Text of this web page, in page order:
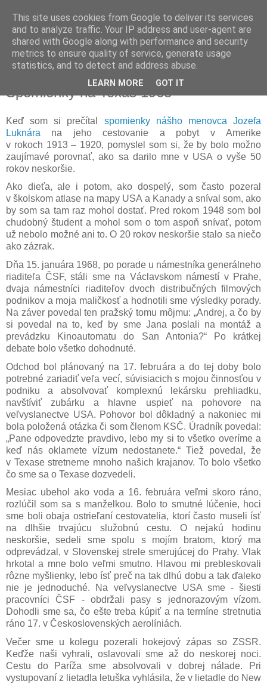
Ján Luknár
člen račan.sk
Spomienky na Texas 1968
Keď som si prečítal spomienky nášho menovca Jozefa
Luknára na jeho cestovanie a pobyt v Amerike
v rokoch 1913 – 1920, pomyslel som si, že by bolo možno
zaujímavé porovnať, ako sa darilo mne v USA o vyše 50
rokov neskoršie.
Ako dieťa, ale i potom, ako dospelý, som často pozeral
v školskom atlase na mapy USA a Kanady a sníval som, ako
by som sa tam raz mohol dostať. Pred rokom 1948 som bol
chudobný študent a mohol som o tom aspoň snívať, potom
už nebolo možné ani to. O 20 rokov neskoršie stalo sa niečo
ako zázrak.
Dňa 15. januára 1968, po porade u námestníka generálneho
riaditeľa ČSF, stáli sme na Václavskom námestí v Prahe,
dvaja námestníci riaditeľov dvoch distribučných filmových
podnikov a moja maličkosť a hodnotili sme výsledky porady.
Na záver povedal ten pražský tomu môjmu: „Andrej, a čo by
si povedal na to, keď by sme Jana poslali na montáž a
prevádzku Kinoautomatu do San Antonia?“ Po krátkej
debate bolo všetko dohodnuté.
Odchod bol plánovaný na 17. februára a do tej doby bolo
potrebné zariadiť veľa vecí, súvisiacich s mojou činnosťou v
podniku a absolvovať komplexnú lekársku prehliadku,
navštíviť zubárku a hlavne uspieť na pohovore na
veľvyslanectve USA. Pohovor bol dôkladný a nakoniec mi
bola položená otázka či som členom KSČ. Úradník povedal:
„Pane odpovedzte pravdivo, lebo my si to všetko overíme a
keď nás oklamete vízum nedostanete.“ Tiež povedal, že
v Texase stretneme mnoho našich krajanov. To bolo všetko
čo sme sa o Texase dozvedeli.
Mesiac ubehol ako voda a 16. februára veľmi skoro ráno,
rozlúčil som sa s manželkou. Bolo to smutné lúčenie, hoci
sme boli obaja ostrieľaní cestovatelia, ktorí často museli ísť
na dlhšie trvajúcu služobnú cestu. O nejakú hodinu
neskoršie, sedeli sme spolu s mojím bratom, ktorý ma
odprevádzal, v Slovenskej strele smerujúcej do Prahy. Vlak
hrkotal a mne bolo veľmi smutno. Hlavou mi prebleskovali
rôzne myšlienky, lebo ísť preč na tak dlhú dobu a tak ďaleko
nie je jednoduché. Na veľvyslanectve USA sme - šiesti
pracovníci ČSF - obdržali pasy s jednorazovým vízom.
Dohodli sme sa, čo ešte treba kúpiť a na termíne stretnutia
ráno 17. v Československých aerolíniách.
Večer sme u kolegu pozerali hokejový zápas so ZSSR.
Keďže naši vyhrali, oslavovali sme až do neskorej noci.
Cestu do Paríža sme absolvovali v dobrej nálade. Pri
vystupovaní z lietadla letuška vyhlásila, že v lietadle do New
This site uses cookies from Google to deliver its services
and to analyze traffic. Your IP address and user-agent are
shared with Google along with performance and security
metrics to ensure quality of service, generate usage
statistics, and to detect and address abuse.
LEARN MORE GOT IT